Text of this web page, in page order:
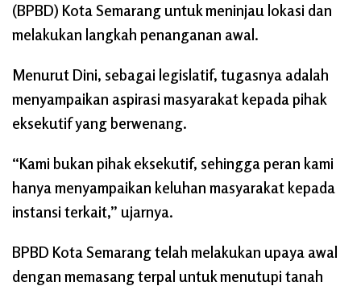
(BPBD) Kota Semarang untuk meninjau lokasi dan
melakukan langkah penanganan awal.
Menurut Dini, sebagai legislatif, tugasnya adalah
menyampaikan aspirasi masyarakat kepada pihak
eksekutif yang berwenang.
“Kami bukan pihak eksekutif, sehingga peran kami
hanya menyampaikan keluhan masyarakat kepada
instansi terkait,” ujarnya.
BPBD Kota Semarang telah melakukan upaya awal
dengan memasang terpal untuk menutupi tanah